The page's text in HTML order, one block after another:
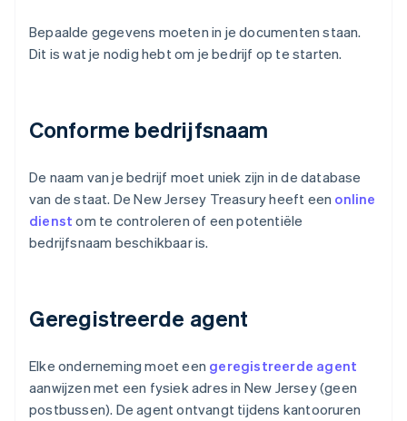
Bepaalde gegevens moeten in je documenten staan.
Dit is wat je nodig hebt om je bedrijf op te starten.
Conforme bedrijfsnaam
De naam van je bedrijf moet uniek zijn in de database
van de staat. De New Jersey Treasury heeft een online
dienst om te controleren of een potentiële
bedrijfsnaam beschikbaar is.
Geregistreerde agent
Elke onderneming moet een geregistreerde agent
aanwijzen met een fysiek adres in New Jersey (geen
postbussen). De agent ontvangt tijdens kantooruren